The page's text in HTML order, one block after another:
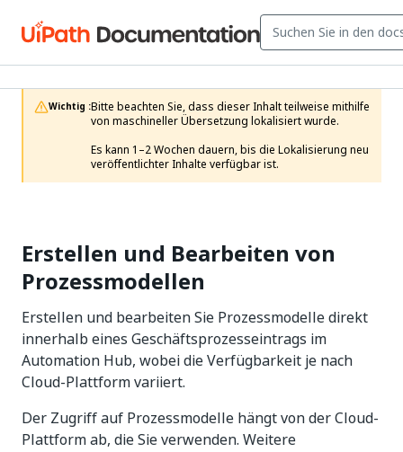
Wichtig :Bitte beachten Sie, dass dieser Inhalt teilweise mithilfe
von maschineller Übersetzung lokalisiert wurde.
Es kann 1–2 Wochen dauern, bis die Lokalisierung neu
veröffentlichter Inhalte verfügbar ist.
Erstellen und Bearbeiten von
Prozessmodellen
Erstellen und bearbeiten Sie Prozessmodelle direkt
innerhalb eines Geschäftsprozesseintrags im
Automation Hub, wobei die Verfügbarkeit je nach
Cloud-Plattform variiert.
Der Zugriff auf Prozessmodelle hängt von der Cloud-
Plattform ab, die Sie verwenden. Weitere